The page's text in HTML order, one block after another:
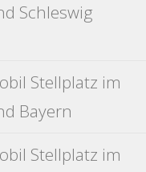
Schleswig
Stellplatz im
Bayern
Stellplatz im